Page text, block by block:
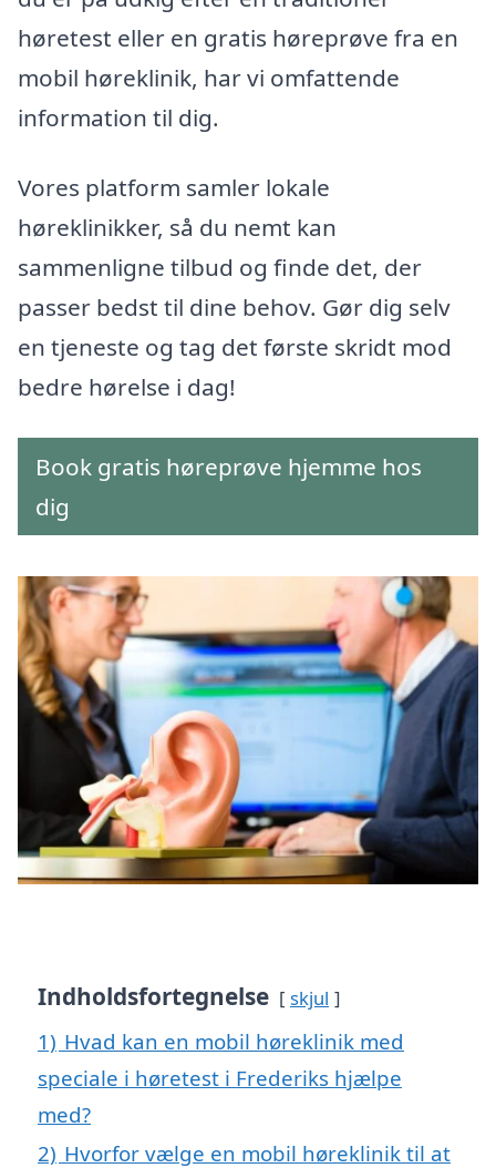
høretest eller en gratis høreprøve fra en
mobil høreklinik, har vi omfattende
information til dig.
Vores platform samler lokale
høreklinikker, så du nemt kan
sammenligne tilbud og finde det, der
passer bedst til dine behov. Gør dig selv
en tjeneste og tag det første skridt mod
bedre hørelse i dag!
Book gratis høreprøve hjemme hos
dig
Indholdsfortegnelse skjul
1) Hvad kan en mobil høreklinik med
speciale i høretest i Frederiks hjælpe
med?
2) Hvorfor vælge en mobil høreklinik til at